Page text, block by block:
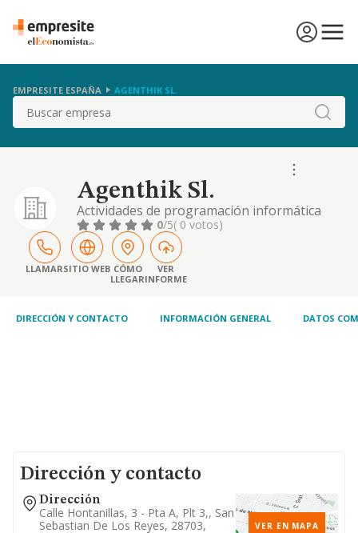
EMPRESITE ESPAÑA AGENTHIK SL.
Buscar
Agenthik Sl.
Actividades de programación informática
0/5( 0 votos)
LLAMARSITIO WEB CÓMO
LLEGAR
VER
INFORME
DIRECCIÓN Y CONTACTO INFORMACIÓN GENERAL DATOS
Dirección y contacto
Dirección
Calle Hontanillas, 3 - Pta A, Plt 3,, San
Sebastian De Los Reyes, 28703,
VER EN MAPA